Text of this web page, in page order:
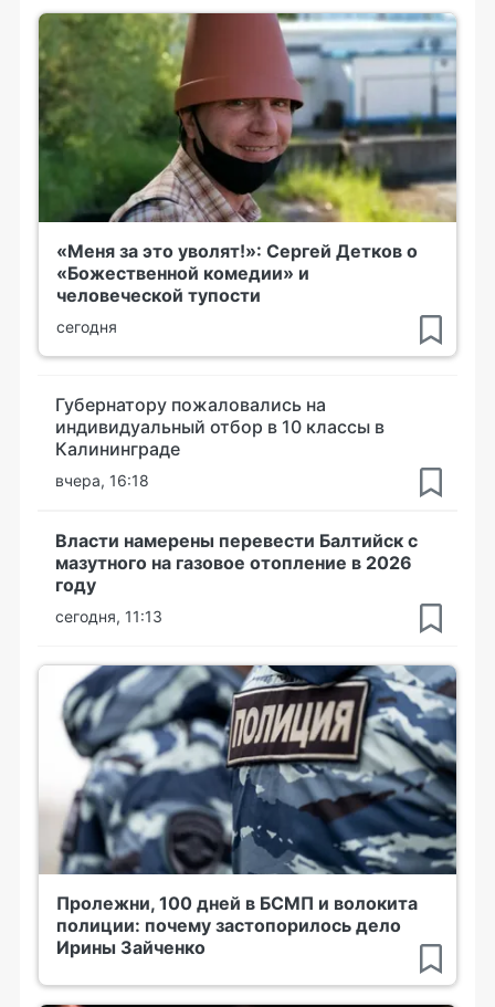
«Меня за это уволят!»: Сергей Детков о
«Божественной комедии» и
человеческой тупости
сегодня
Губернатору пожаловались на
индивидуальный отбор в 10 классы в
Калининграде
вчера, 16:18
Власти намерены перевести Балтийск с
мазутного на газовое отопление в 2026
году
сегодня, 11:13
Пролежни, 100 дней в БСМП и волокита
полиции: почему застопорилось дело
Ирины Зайченко